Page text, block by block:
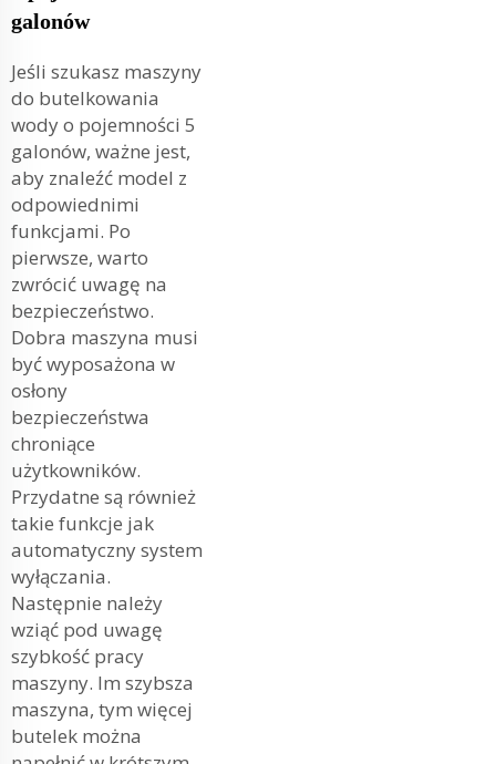
galonów
Jeśli szukasz maszyny
do butelkowania
wody o pojemności 5
galonów, ważne jest,
aby znaleźć model z
odpowiednimi
funkcjami. Po
pierwsze, warto
zwrócić uwagę na
bezpieczeństwo.
Dobra maszyna musi
być wyposażona w
osłony
bezpieczeństwa
chroniące
użytkowników.
Przydatne są również
takie funkcje jak
automatyczny system
wyłączania.
Następnie należy
wziąć pod uwagę
szybkość pracy
maszyny. Im szybsza
maszyna, tym więcej
butelek można